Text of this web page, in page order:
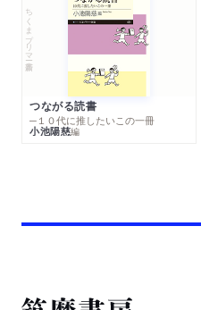
ちくまプリマー新書
つながる読書
─１０代に推したいこの一冊
小池陽慈編